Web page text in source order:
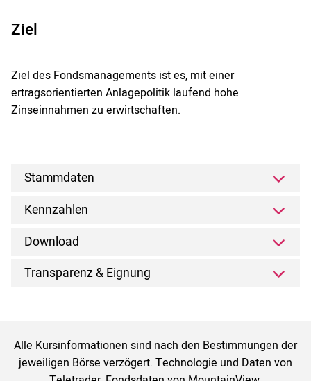
Ziel
Ziel des Fondsmanagements ist es, mit einer
ertragsorientierten Anlagepolitik laufend hohe
Zinseinnahmen zu erwirtschaften.
Stammdaten
Kennzahlen
Download
Transparenz & Eignung
Alle Kursinformationen sind nach den Bestimmungen der
jeweiligen Börse verzögert. Technologie und Daten von